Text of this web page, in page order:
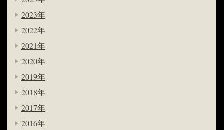
2023年
2022年
2021年
2020年
2019年
2018年
2017年
2016年